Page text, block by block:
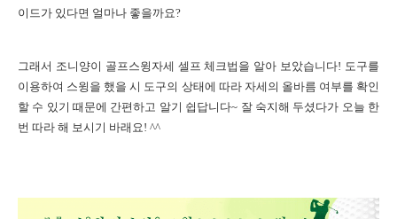
이드가 있다면 얼마나 좋을까요?
그래서 조니양이 골프스윙자세 셀프 체크법을 알아 보았습니다! 도구를
이용하여 스윙을 했을 시 도구의 상태에 따라 자세의 올바름 여부를 확인
할 수 있기 때문에 간편하고 알기 쉽답니다~ 잘 숙지해 두셨다가 오늘 한
번 따라 해 보시기 바래요! ^^